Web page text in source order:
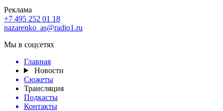
Реклама
+7 495 252 01 18
nazarenko_as@radio1.ru
Мы в соцсетях
Главная
Новости
Сюжеты
Трансляция
Подкасты
Контакты